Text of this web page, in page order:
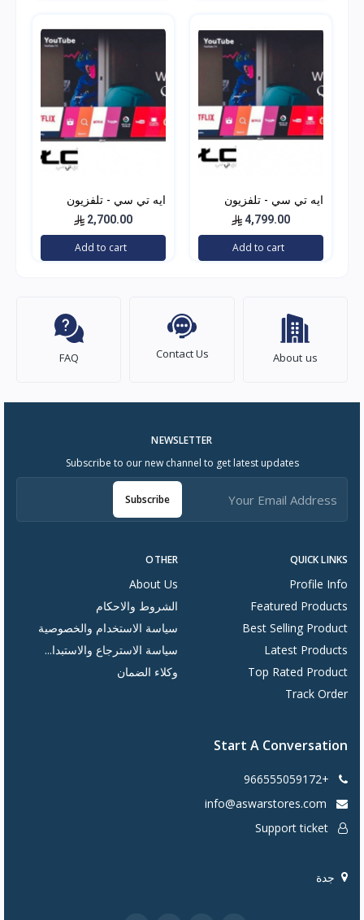
ايه تي سي - تلفزيون
QLED ذكي سمارت،
بشاشة مقاس 85 بوصة
بدقة 4K نظام webOS
4,799.00
Add to cart
ايه تي سي - تلفزيون
QLED ذكي سمارت كيوليد
بشاشة مقاس75 بوصة
بدقة 4K نظام webOS
2,700.00
Add to cart
About us
Contact Us
FAQ
QUICK LINKS
Profile Info
Featured Products
Best Selling Product
Latest Products
Top Rated Product
Track Order
OTHER
About Us
الشروط والاحكام
سياسة الاستخدام والخصوصية
سياسة الاسترجاع والاستبدا...
وكلاء الضمان
NEWSLETTER
Subscribe to our new channel to get latest updates
Subscribe
Start A Conversation
+966555059172
جدة